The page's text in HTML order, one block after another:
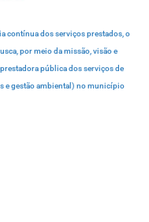
contínua dos serviços prestados, o
por meio da missão, visão e
pública dos serviços de
e gestão ambiental) no município